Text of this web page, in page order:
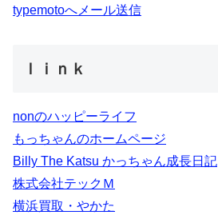
typemotoへメール送信
ｌｉｎｋ
nonのハッピーライフ
もっちゃんのホームページ
Billy The Katsu かっちゃん成長日記
株式会社テックＭ
横浜買取・やかた